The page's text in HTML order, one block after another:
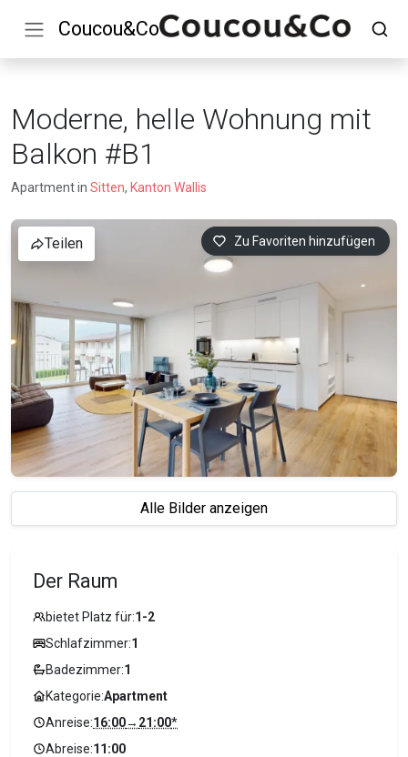
Coucou&Co
Moderne, helle Wohnung mit
Balkon #B1
Apartment in Sitten, Kanton Wallis
Zu Favoriten hinzufügen
Teilen
Alle Bilder anzeigen
Der Raum
bietet Platz für:1-2
Schlafzimmer:1
Badezimmer:1
Kategorie:Apartment
Anreise:16:00→ 21:00*
Abreise:11:00